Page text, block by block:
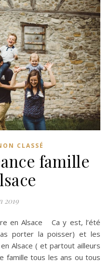
CLASSÉ
famille
2019
porter la poisser) et les
Alsace ( et partout ailleurs
famille tous les ans ou tous